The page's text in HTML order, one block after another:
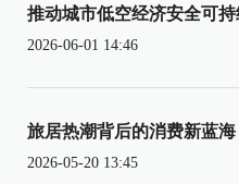
推动城市低空经济安全可
2026-06-01 14:46
旅居热潮背后的消费新蓝海
2026-05-20 13:45